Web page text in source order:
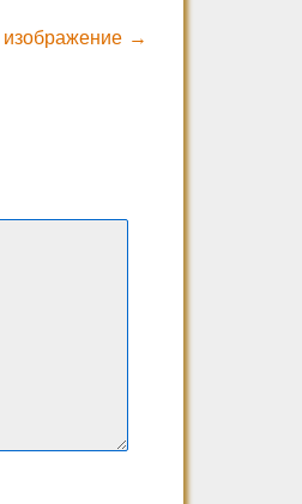
→